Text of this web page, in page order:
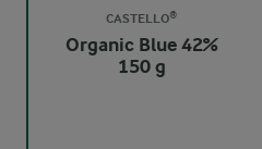
CASTELLO®
Organic Blue 42%
150 g